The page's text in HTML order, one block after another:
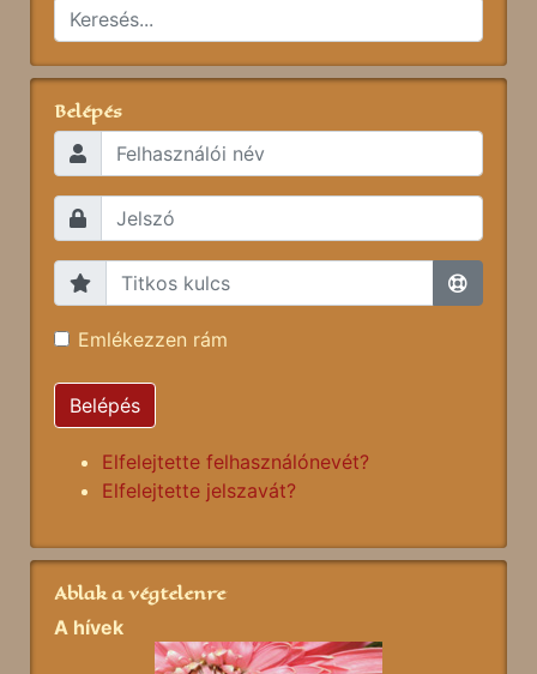
Belépés
Emlékezzen rám
Belépés
Elfelejtette felhasználónevét?
Elfelejtette jelszavát?
Ablak a végtelenre
A hívek